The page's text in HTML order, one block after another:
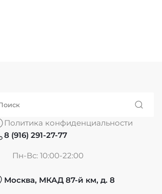
Политика конфиденциальности
8 (916) 291-27-77
Пн-Вс: 10:00-22:00
Москва, МКАД 87-й км, д. 8